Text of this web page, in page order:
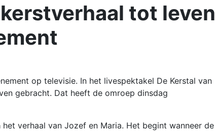
tot leven
op televisie. In het livespektakel De Kerstal van
gebracht. Dat heeft de omroep dinsdag
verhaal van Jozef en Maria. Het begint wanneer de